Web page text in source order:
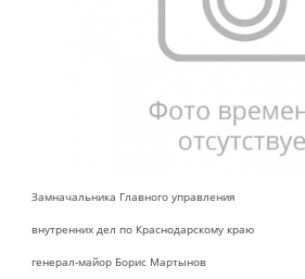
Замначальника Главного управления
внутренних дел по Краснодарскому краю
генерал-майор Борис Мартынов